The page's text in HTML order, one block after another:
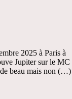
2025 à Paris à
Jupiter sur le MC
beau mais non (…)